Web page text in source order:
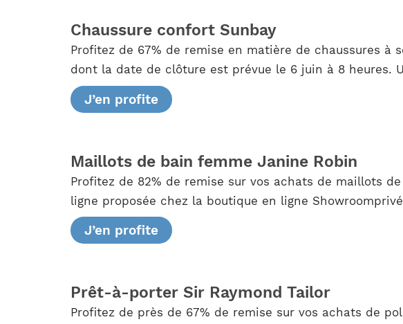
Chaussure confort Sunbay
Profitez de 67% de remise en matière de chaussures à
dont la date de clôture est prévue le 6 juin à 8 heures.
J’en profite
Maillots de bain femme Janine Robin
Profitez de 82% de remise sur vos achats de maillots
ligne proposée chez la boutique en ligne
J’en profite
Prêt-à-porter Sir Raymond Tailor
Profitez de près de 67% de remise sur vos achats de